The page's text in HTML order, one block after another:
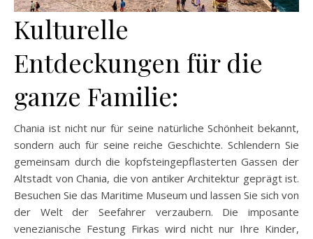
Kulturelle
Entdeckungen für die
ganze Familie:
Chania ist nicht nur für seine natürliche Schönheit bekannt,
sondern auch für seine reiche Geschichte. Schlendern Sie
gemeinsam durch die kopfsteingepflasterten Gassen der
Altstadt von Chania, die von antiker Architektur geprägt ist.
Besuchen Sie das Maritime Museum und lassen Sie sich von
der Welt der Seefahrer verzaubern. Die imposante
venezianische Festung Firkas wird nicht nur Ihre Kinder,